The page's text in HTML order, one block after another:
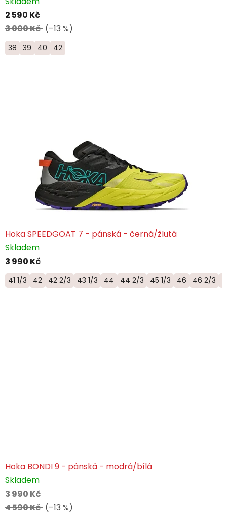
2 590 Kč
3 000 Kč (–13 %)
38 39 40 42
Hoka SPEEDGOAT 7 - pánská - černá/žlutá
Skladem
3 990 Kč
41 1/3 42 42 2/3 43 1/3 44 44 2/3 45 1/3 46 46 2/3
Hoka BONDI 9 - pánská - modrá/bílá
Skladem
3 990 Kč
4 590 Kč (–13 %)